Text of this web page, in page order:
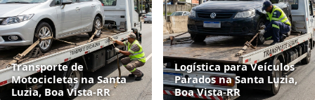
Transporte de
Motocicletas na Santa
Luzia, Boa Vista‑RR
Logística para Veículos
Parados na Santa Luzia,
Boa Vista‑RR